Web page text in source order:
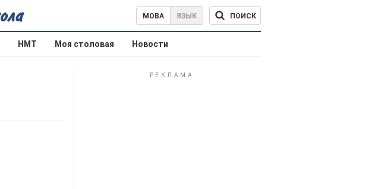
МОВА ЯЗЫК ПОИСК
НМТ Моя столовая Новости